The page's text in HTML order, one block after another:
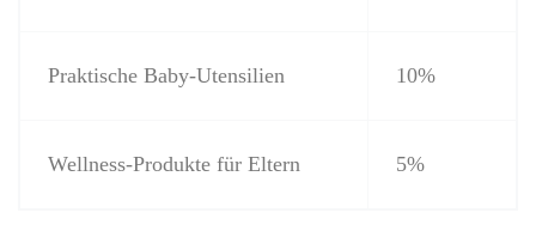
Praktische Baby-Utensilien 10%
Wellness-Produkte für Eltern 5%